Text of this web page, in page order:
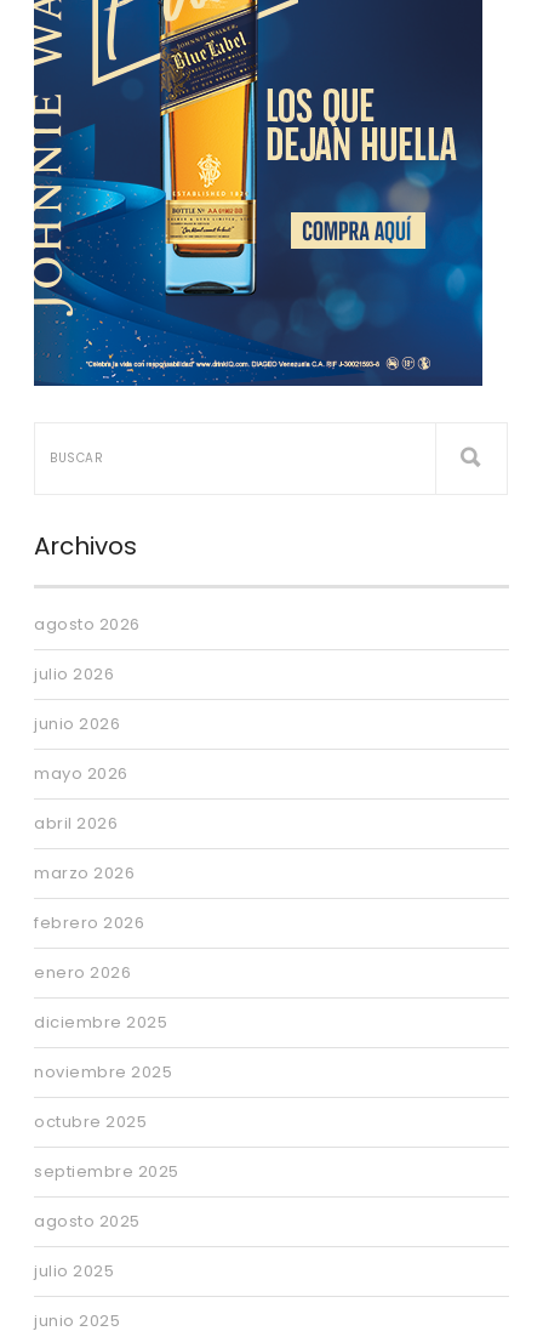
Archivos
agosto 2026
julio 2026
junio 2026
mayo 2026
abril 2026
marzo 2026
febrero 2026
enero 2026
diciembre 2025
noviembre 2025
octubre 2025
septiembre 2025
agosto 2025
julio 2025
junio 2025